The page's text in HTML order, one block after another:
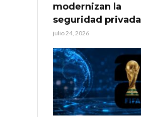
modernizan la
seguridad privada
julio 24, 2026